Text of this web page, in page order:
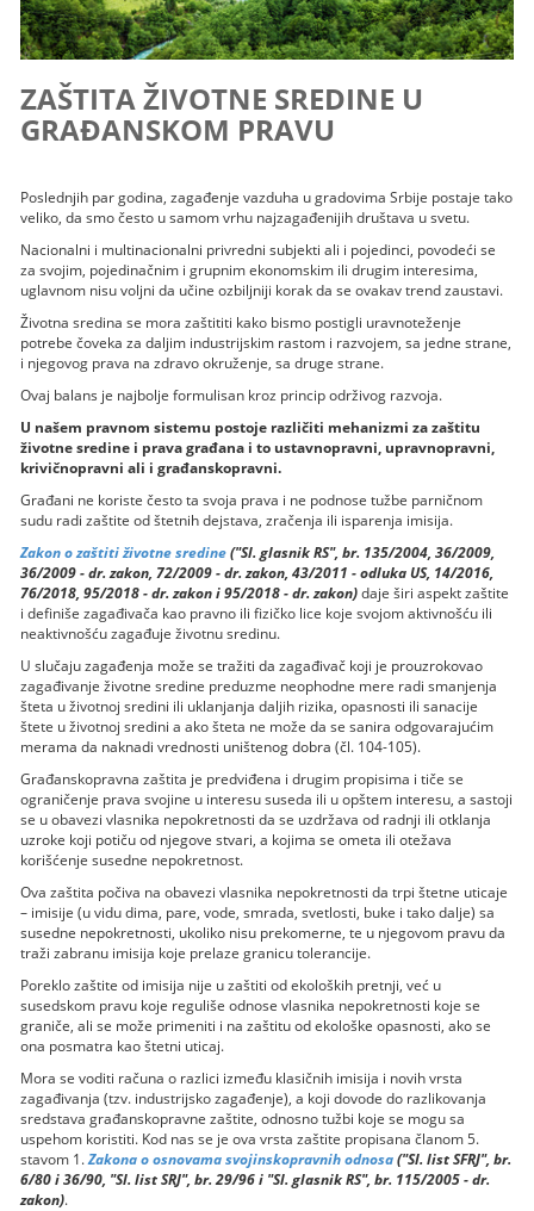
ZAŠTITA ŽIVOTNE SREDINE U
GRAĐANSKOM PRAVU
Poslednjih par godina, zagađenje vazduha u gradovima Srbije postaje tako
veliko, da smo često u samom vrhu najzagađenijih društava u svetu.
Nacionalni i multinacionalni privredni subjekti ali i pojedinci, povodeći se
za svojim, pojedinačnim i grupnim ekonomskim ili drugim interesima,
uglavnom nisu voljni da učine ozbiljniji korak da se ovakav trend zaustavi.
Životna sredina se mora zaštititi kako bismo postigli uravnoteženje
potrebe čoveka za daljim industrijskim rastom i razvojem, sa jedne strane,
i njegovog prava na zdravo okruženje, sa druge strane.
Ovaj balans je najbolje formulisan kroz princip održivog razvoja.
U našem pravnom sistemu postoje različiti mehanizmi za zaštitu
životne sredine i prava građana i to ustavnopravni, upravnopravni,
krivičnopravni ali i građanskopravni.
Građani ne koriste često ta svoja prava i ne podnose tužbe parničnom
sudu radi zaštite od štetnih dejstava, zračenja ili isparenja imisija.
Zakon o zaštiti životne sredine("Sl. glasnik RS", br. 135/2004, 36/2009,
36/2009 - dr. zakon, 72/2009 - dr. zakon, 43/2011 - odluka US, 14/2016,
76/2018, 95/2018 - dr. zakon i 95/2018 - dr. zakon)daje širi aspekt zaštite
i definiše zagađivača kao pravno ili fizičko lice koje svojom aktivnošću ili
neaktivnošću zagađuje životnu sredinu.
U slučaju zagađenja može se tražiti da zagađivač koji je prouzrokovao
zagađivanje životne sredine preduzme neophodne mere radi smanjenja
šteta u životnoj sredini ili uklanjanja daljih rizika, opasnosti ili sanacije
štete u životnoj sredini a ako šteta ne može da se sanira odgovarajućim
merama da naknadi vrednosti uništenog dobra (čl. 104-105).
Građanskopravna zaštita je predviđena i drugim propisima i tiče se
ograničenje prava svojine u interesu suseda ili u opštem interesu, a sastoji
se u obavezi vlasnika nepokretnosti da se uzdržava od radnji ili otklanja
uzroke koji potiču od njegove stvari, a kojima se ometa ili otežava
korišćenje susedne nepokretnost.
Ova zaštita počiva na obavezi vlasnika nepokretnosti da trpi štetne uticaje
– imisije (u vidu dima, pare, vode, smrada, svetlosti, buke i tako dalje) sa
susedne nepokretnosti, ukoliko nisu prekomerne, te u njegovom pravu da
traži zabranu imisija koje prelaze granicu tolerancije.
Poreklo zaštite od imisija nije u zaštiti od ekoloških pretnji, već u
susedskom pravu koje reguliše odnose vlasnika nepokretnosti koje se
graniče, ali se može primeniti i na zaštitu od ekološke opasnosti, ako se
ona posmatra kao štetni uticaj.
Mora se voditi računa o razlici između klasičnih imisija i novih vrsta
zagađivanja (tzv. industrijsko zagađenje), a koji dovode do razlikovanja
sredstava građanskopravne zaštite, odnosno tužbi koje se mogu sa
uspehom koristiti. Kod nas se je ova vrsta zaštite propisana članom 5.
stavom 1.Zakona o osnovama svojinskopravnih odnosa("Sl. list SFRJ", br.
6/80 i 36/90, "Sl. list SRJ", br. 29/96 i "Sl. glasnik RS", br. 115/2005 - dr.
zakon).